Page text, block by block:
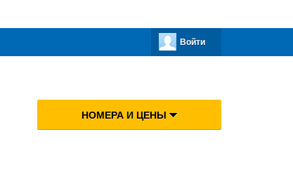
Войти
НОМЕРА И ЦЕНЫ